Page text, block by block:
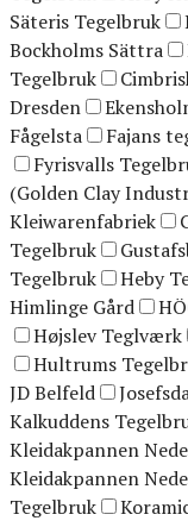
Säteris Tegelbruk
Bockholms Sättra
Tegelbruk
Dresden
Fågelsta
Fajans
Fyrisvalls
(Golden Clay
Kleiwarenfabriek
Tegelbruk
Tegelbruk
Heby
Himlinge Gård
Højslev Teglværk
Hultrums
JD Belfeld
Kalkuddens
Kleidakpannen
Kleidakpannen
Tegelbruk